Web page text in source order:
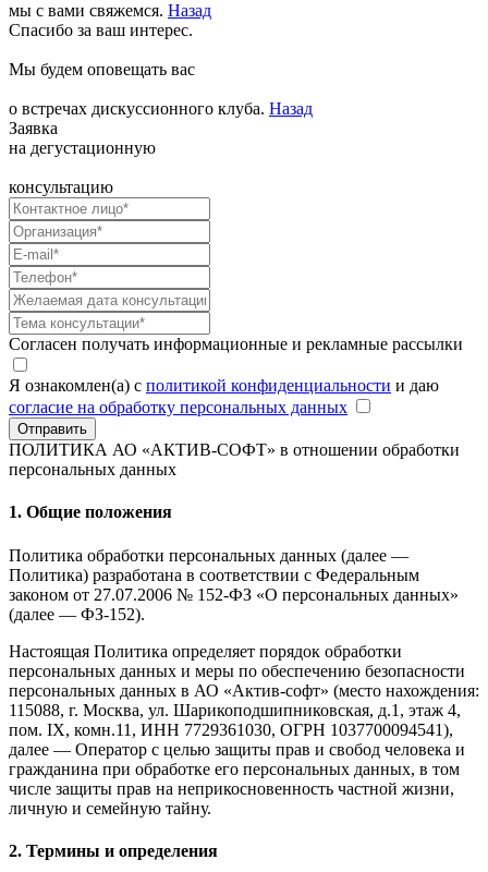
мы с вами свяжемся. Назад
Спасибо за ваш интерес.
Мы будем оповещать вас
о встречах дискуссионного клуба. Назад
Заявка
на дегустационную
консультацию
Согласен получать информационные и рекламные рассылки
Я ознакомлен(а) с политикой конфиденциальности и даю
согласие на обработку персональных данных
Отправить
ПОЛИТИКА АО «АКТИВ-СОФТ» в отношении обработки
персональных данных
1. Общие положения
Политика обработки персональных данных (далее —
Политика) разработана в соответствии с Федеральным
законом от 27.07.2006 № 152-ФЗ «О персональных данных»
(далее — ФЗ-152).
Настоящая Политика определяет порядок обработки
персональных данных и меры по обеспечению безопасности
персональных данных в АО «Актив-софт» (место нахождения:
115088, г. Москва, ул. Шарикоподшипниковская, д.1, этаж 4,
пом. IX, комн.11, ИНН 7729361030, ОГРН 1037700094541),
далее — Оператор с целью защиты прав и свобод человека и
гражданина при обработке его персональных данных, в том
числе защиты прав на неприкосновенность частной жизни,
личную и семейную тайну.
2. Термины и определения